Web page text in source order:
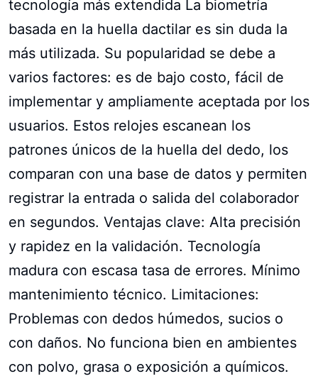
tecnología más extendida La biometría
basada en la huella dactilar es sin duda la
más utilizada. Su popularidad se debe a
varios factores: es de bajo costo, fácil de
implementar y ampliamente aceptada por los
usuarios. Estos relojes escanean los
patrones únicos de la huella del dedo, los
comparan con una base de datos y permiten
registrar la entrada o salida del colaborador
en segundos. Ventajas clave: Alta precisión
y rapidez en la validación. Tecnología
madura con escasa tasa de errores. Mínimo
mantenimiento técnico. Limitaciones:
Problemas con dedos húmedos, sucios o
con daños. No funciona bien en ambientes
con polvo, grasa o exposición a químicos.